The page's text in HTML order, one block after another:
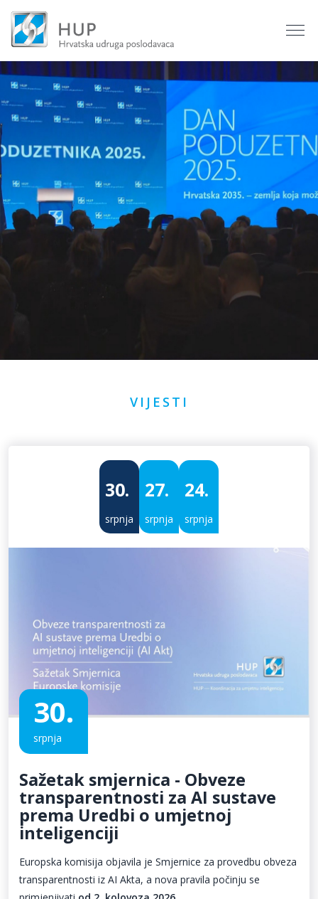
VIJESTI
30.
srpnja
27.
srpnja
24.
srpnja
30.
srpnja
Sažetak smjernica - Obveze
transparentnosti za AI sustave
prema Uredbi o umjetnoj
inteligenciji
Europska komisija objavila je Smjernice za provedbu obveza
transparentnosti iz AI Akta, a nova pravila počinju se